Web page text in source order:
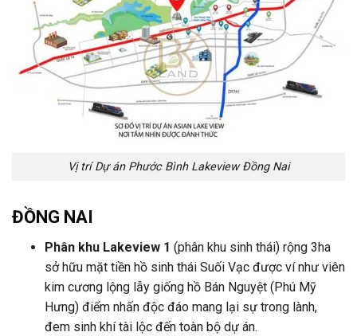
Vị trí Dự án Phước Bình Lakeview Đồng Nai
ĐỒNG NAI
Phân khu Lakeview 1 (phân khu sinh thái) rộng 3ha
sở hữu mặt tiền hồ sinh thái Suối Vạc được ví như viên
kim cương lộng lẫy giống hồ Bán Nguyệt (Phú Mỹ
Hưng) điểm nhấn độc đáo mang lại sự trong lành,
đem sinh khí tài lộc đến toàn bộ dự án.